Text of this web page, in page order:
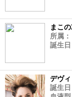
まこ
所属
誕生日
デヴ
誕生日